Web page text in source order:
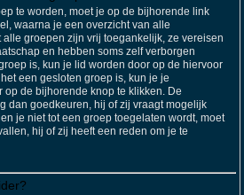
te worden, moet je op de bijhorende link
waarna je een overzicht van alle
groepen zijn vrij toegankelijk, ze vereisen
en hebben soms zelf verborgen
is, kun je lid worden door op de hiervoor
een gesloten groep is, kun je je
op de bijhorende knop te klikken. De
dan goedkeuren, hij of zij vraagt mogelijk
je niet tot een groep toegelaten wordt, moet
hij of zij heeft een reden om je te